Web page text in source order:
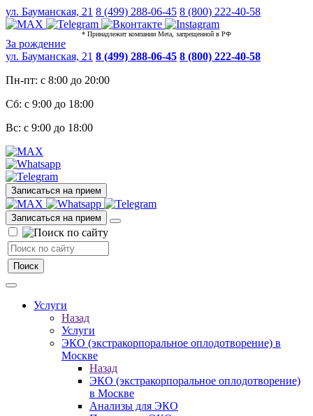
ул. Бауманская, 21 8 (499) 288-06-45 8 (800) 222-40-58
* Принадлежит компании Meta, запрещенной в РФ
За рождение
ул. Бауманская, 21 8 (499) 288-06-45 8 (800) 222-40-58
Пн-пт: с 8:00 до 20:00
Сб: с 9:00 до 18:00
Вс: с 9:00 до 18:00
Записаться на прием
Записаться на прием
Услуги
Назад
Услуги
ЭКО (экстракорпоральное оплодотворение) в
Москве
Назад
ЭКО (экстракорпоральное оплодотворение)
в Москве
Анализы для ЭКО